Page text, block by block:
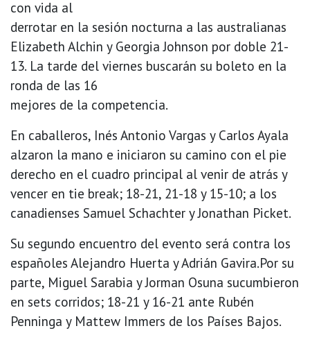
con vida al
derrotar en la sesión nocturna a las australianas
Elizabeth Alchin y Georgia Johnson por doble 21-
13. La tarde del viernes buscarán su boleto en la
ronda de las 16
mejores de la competencia.
En caballeros, Inés Antonio Vargas y Carlos Ayala
alzaron la mano e iniciaron su camino con el pie
derecho en el cuadro principal al venir de atrás y
vencer en tie break; 18-21, 21-18 y 15-10; a los
canadienses Samuel Schachter y Jonathan Picket.
Su segundo encuentro del evento será contra los
españoles Alejandro Huerta y Adrián Gavira.Por su
parte, Miguel Sarabia y Jorman Osuna sucumbieron
en sets corridos; 18-21 y 16-21 ante Rubén
Penninga y Mattew Immers de los Países Bajos.